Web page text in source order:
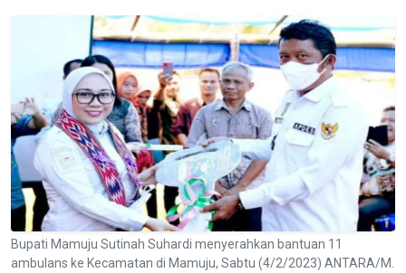
Bupati Mamuju Sutinah Suhardi menyerahkan bantuan 11
ambulans ke Kecamatan di Mamuju, Sabtu (4/2/2023) ANTARA/M.